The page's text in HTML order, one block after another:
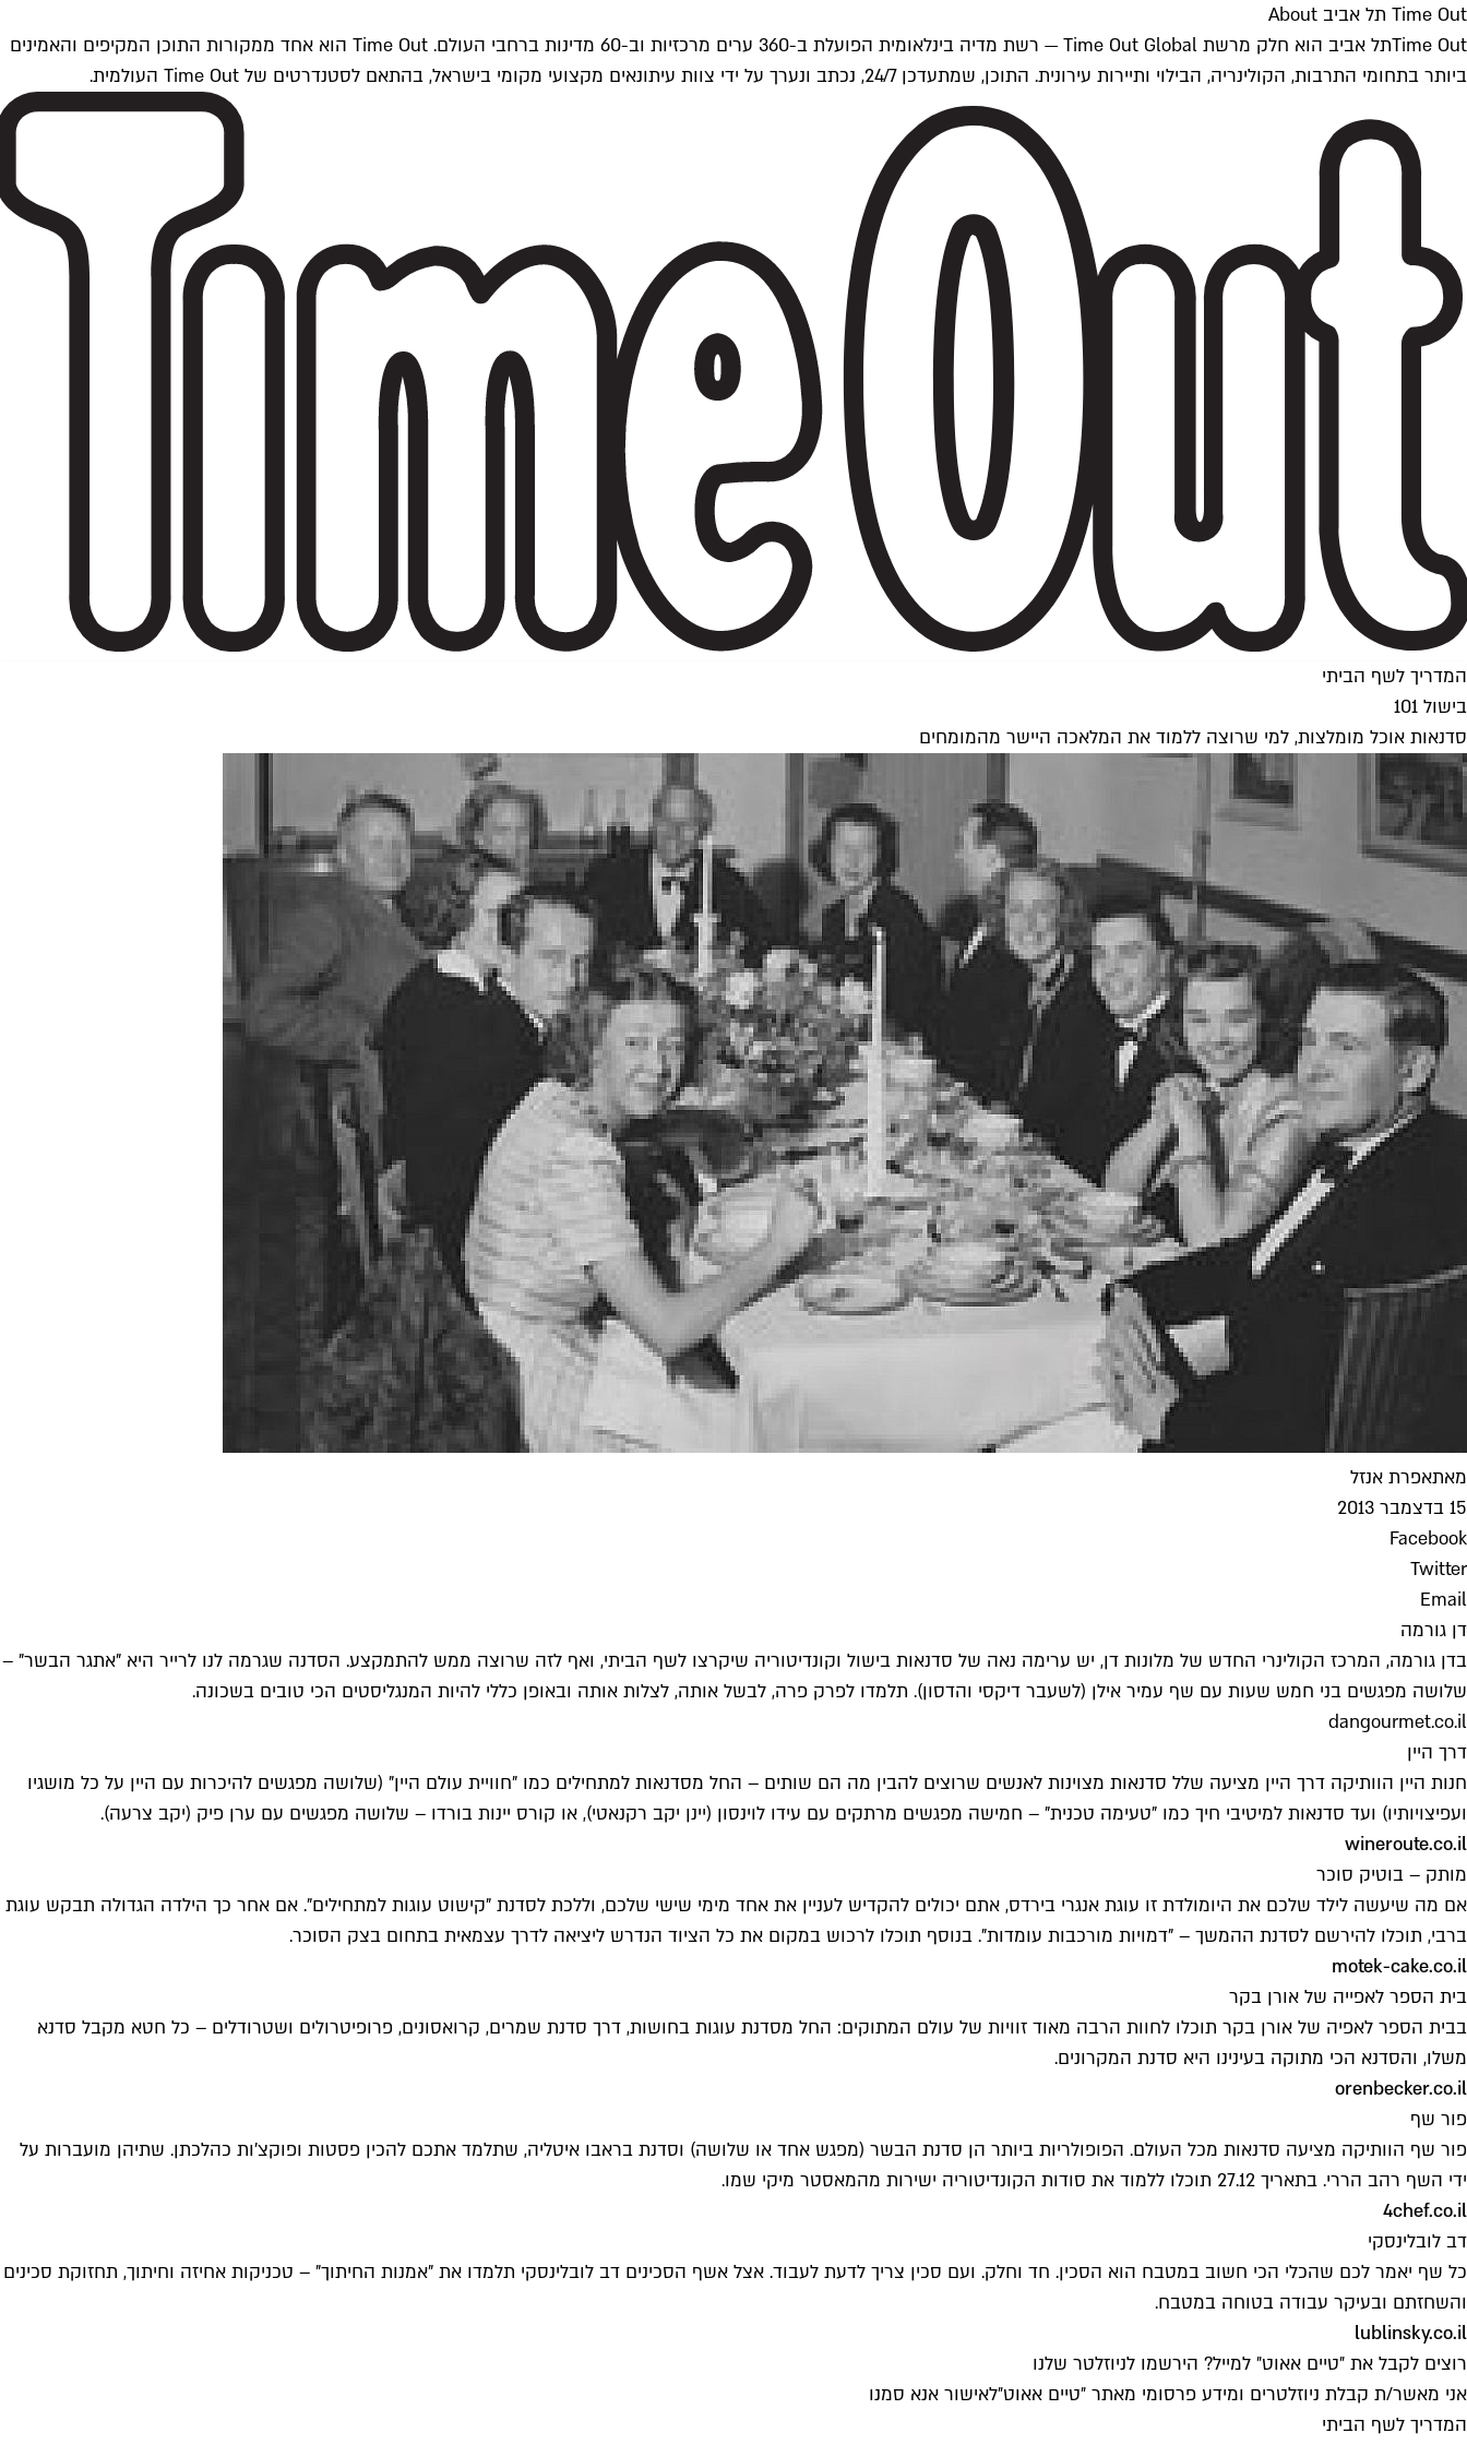
Time Out תל אביב About
Time Outתל אביב הוא חלק מרשת Time Out Global — רשת מדיה בינלאומית הפועלת ב-360 ערים מרכזיות וב-60 מדינות ברחבי העולם. Time Out הוא אחד ממקורות התוכן המקיפים והאמינים
ביותר בתחומי התרבות, הקולינריה, הבילוי ותיירות עירונית. התוכן, שמתעדכן 24/7, נכתב ונערך על ידי צוות עיתונאים מקצועי מקומי בישראל, בהתאם לסטנדרטים של Time Out העולמית.
המדריך לשף הביתי
בישול 101
סדנאות אוכל מומלצות, למי שרוצה ללמוד את המלאכה היישר מהמומחים
מאתאפרת אנזל
15 בדצמבר 2013
Facebook
Twitter
Email
דן גורמה
בדן גורמה, המרכז הקולינרי החדש של מלונות דן, יש ערימה נאה של סדנאות בישול וקונדיטוריה שיקרצו לשף הביתי, ואף לזה שרוצה ממש להתמקצע. הסדנה שגרמה לנו לרייר היא "אתגר הבשר" –
שלושה מפגשים בני חמש שעות עם שף עמיר אילן (לשעבר דיקסי והדסון). תלמדו לפרק פרה, לבשל אותה, לצלות אותה ובאופן כללי להיות המנגליסטים הכי טובים בשכונה.
dangourmet.co.il
דרך היין
חנות היין הוותיקה דרך היין מציעה שלל סדנאות מצוינות לאנשים שרוצים להבין מה הם שותים – החל מסדנאות למתחילים כמו "חוויית עולם היין" (שלושה מפגשים להיכרות עם היין על כל מושגיו
ועפיצויותיו) ועד סדנאות למיטיבי חיך כמו "טעימה טכנית" – חמישה מפגשים מרתקים עם עידו לוינסון (יינן יקב רקנאטי), או קורס יינות בורדו – שלושה מפגשים עם ערן פיק (יקב צרעה).
wineroute.co.il
מותק – בוטיק סוכר
אם מה שיעשה לילד שלכם את היומולדת זו עוגת אנגרי בירדס, אתם יכולים להקדיש לעניין את אחד מימי שישי שלכם, וללכת לסדנת "קישוט עוגות למתחילים". אם אחר כך הילדה הגדולה תבקש עוגת
ברבי, תוכלו להירשם לסדנת ההמשך – "דמויות מורכבות עומדות". בנוסף תוכלו לרכוש במקום את כל הציוד הנדרש ליציאה לדרך עצמאית בתחום בצק הסוכר.
motek-cake.co.il
בית הספר לאפייה של אורן בקר
בבית הספר לאפיה של אורן בקר תוכלו לחוות הרבה מאוד זוויות של עולם המתוקים: החל מסדנת עוגות בחושות, דרך סדנת שמרים, קרואסונים, פרופיטרולים ושטרודלים – כל חטא מקבל סדנא
משלו, והסדנא הכי מתוקה בעינינו היא סדנת המקרונים.
orenbecker.co.il
פור שף
פור שף הוותיקה מציעה סדנאות מכל העולם. הפופולריות ביותר הן סדנת הבשר (מפגש אחד או שלושה) וסדנת בראבו איטליה, שתלמד אתכם להכין פסטות ופוקצ'ות כהלכתן. שתיהן מועברות על
ידי השף רהב הררי. בתאריך 27.12 תוכלו ללמוד את סודות הקונדיטוריה ישירות מהמאסטר מיקי שמו.
4chef.co.il
דב לובלינסקי
כל שף יאמר לכם שהכלי הכי חשוב במטבח הוא הסכין. חד וחלק. ועם סכין צריך לדעת לעבוד. אצל אשף הסכינים דב לובלינסקי תלמדו את "אמנות החיתוך" – טכניקות אחיזה וחיתוך, תחזוקת סכינים
והשחזתם ובעיקר עבודה בטוחה במטבח.
lublinsky.co.il
רוצים לקבל את ״טיים אאוט״ למייל? הירשמו לניוזלטר שלנו
אני מאשר/ת קבלת ניוזלטרים ומידע פרסומי מאתר ״טיים אאוט״לאישור אנא סמנו
המדריך לשף הביתי